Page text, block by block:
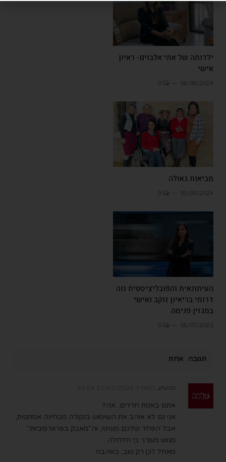
ילדותה של אתי אלבוים- ראיון
אישי
מביאות גאולה
העיתונאית והפובליציסטית נוה
דרומי בריאיון נוקב ואישי
במגזין פנימה
תגובה אחת
מזועזע
אתם באמת חרדים, אה?
אני גם לא אוהב את השימוש בנקודה מבחינה אסתטית,
אבל הפחד שלכם משינוי, וה"מאבק בפרוגרסיביות"
ממש מעורר בי חלחלה.
מאחל לכן רק טוב, באהבה